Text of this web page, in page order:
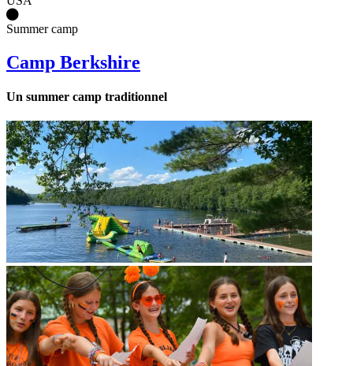
Summer camp
Camp Berkshire
Un summer camp traditionnel